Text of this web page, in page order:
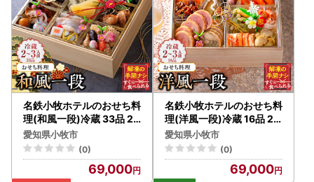
名鉄小牧ホテルのおせち料
理(和風一段)冷蔵 33品 2
～3人前 2027年[018M04
]
愛知県小牧市
(0)
69,000
名鉄小牧ホテルのおせち料
理(洋風一段)冷蔵 16品 2
～3人前 2027年 [018M0
5]
愛知県小牧市
(0)
69,000